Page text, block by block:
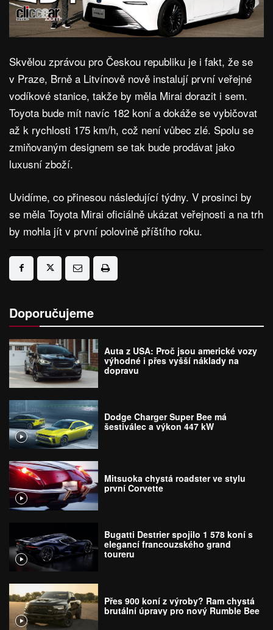
Skvělou zprávou pro Českou republiku je i fakt, že se
v Praze, Brně a Litvínově nově instalují první veřejné
vodíkové stanice, takže by měla Mirai dorazit i sem.
Toyota bude mít navíc 182 koní a dokáže se vybičovat
až k rychlosti 175 km/h, což není vůbec zlé. Spolu se
zmiňovaným designem se tak bude prodávat jako
luxusní zboží.
Uvidíme, co přinesou následující týdny. V prosinci by
se měla Toyota Mirai oficiálně ukázat veřejnosti a na trh
by mohla jít v první polovině příštího roku.
Doporučujeme
Auta z USA: Proč jsou americké vozy
výhodné i přes vyšší náklady na
dopravu
Dodge Charger Super Bee má
šestiválec a výkon 447 kW
Mitsuoka chystá roadster ve stylu
první Corvette
Bugatti Destrier spojilo 1 578 koní s
elegancí francouzského grand
toureru
Přes 900 koní z výroby? Ram chystá
brutální úpravy pro nový Rumble Bee